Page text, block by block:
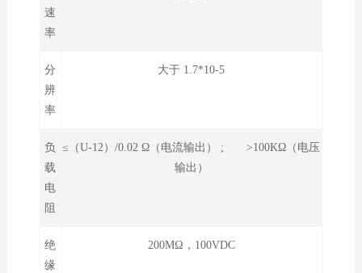
速
率
分
辨
率
大于 1.7*10-5
负
载
电
阻
≤（U-12）/0.02 Ω（电流输出） ; >100KΩ（电压
输出）
绝
缘
200MΩ，100VDC